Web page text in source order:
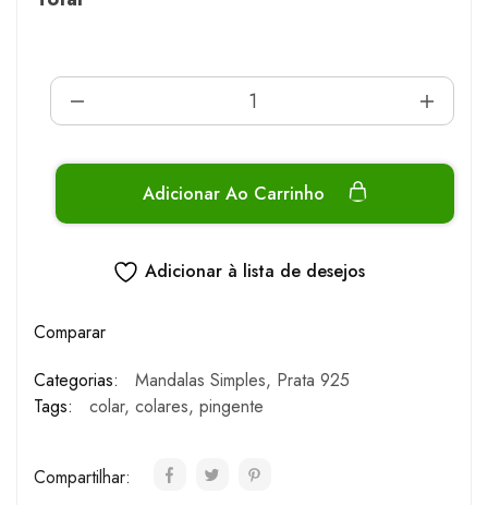
Adicionar Ao Carrinho
Adicionar à lista de desejos
Comparar
Categorias:
Mandalas Simples, Prata 925
Tags:
colar, colares, pingente
Compartilhar: